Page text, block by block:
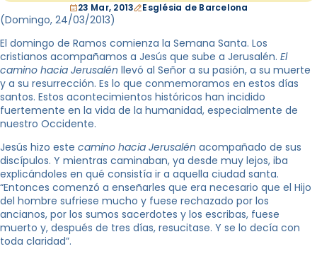
23 Mar, 2013 Església de Barcelona
(Domingo, 24/03/2013)
El domingo de Ramos comienza la Semana Santa. Los
cristianos acompañamos a Jesús que sube a Jerusalén. El
camino hacia Jerusalén llevó al Señor a su pasión, a su muerte
y a su resurrección. Es lo que conmemoramos en estos días
santos. Estos acontecimientos históricos han incidido
fuertemente en la vida de la humanidad, especialmente de
nuestro Occidente.
Jesús hizo este camino hacia Jerusalén acompañado de sus
discípulos. Y mientras caminaban, ya desde muy lejos, iba
explicándoles en qué consistía ir a aquella ciudad santa.
“Entonces comenzó a enseñarles que era necesario que el Hijo
del hombre sufriese mucho y fuese rechazado por los
ancianos, por los sumos sacerdotes y los escribas, fuese
muerto y, después de tres días, resucitase. Y se lo decía con
toda claridad”.